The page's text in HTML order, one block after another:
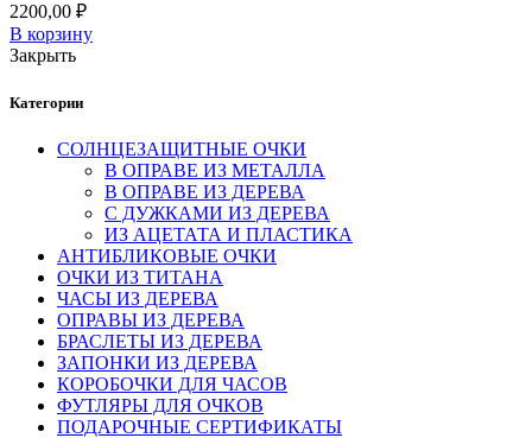
2200,00 ₽
В корзину
Закрыть
Категории
СОЛНЦЕЗАЩИТНЫЕ ОЧКИ
В ОПРАВЕ ИЗ МЕТАЛЛА
В ОПРАВЕ ИЗ ДЕРЕВА
С ДУЖКАМИ ИЗ ДЕРЕВА
ИЗ АЦЕТАТА И ПЛАСТИКА
АНТИБЛИКОВЫЕ ОЧКИ
ОЧКИ ИЗ ТИТАНА
ЧАСЫ ИЗ ДЕРЕВА
ОПРАВЫ ИЗ ДЕРЕВА
БРАСЛЕТЫ ИЗ ДЕРЕВА
ЗАПОНКИ ИЗ ДЕРЕВА
КОРОБОЧКИ ДЛЯ ЧАСОВ
ФУТЛЯРЫ ДЛЯ ОЧКОВ
ПОДАРОЧНЫЕ СЕРТИФИКАТЫ